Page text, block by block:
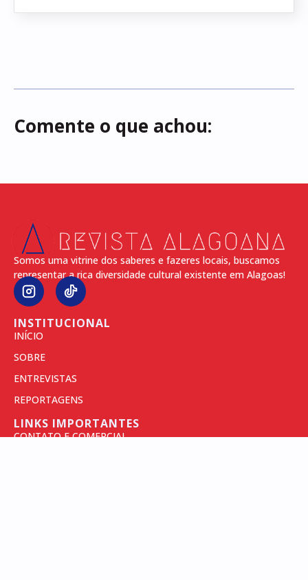
Comente o que achou:
Somos uma vitrine dos saberes e fazeres locais, buscamos
representar a rica diversidade cultural existente em Alagoas!
INSTITUCIONAL
INÍCIO
SOBRE
ENTREVISTAS
REPORTAGENS
LINKS IMPORTANTES
CONTATO E COMERCIAL